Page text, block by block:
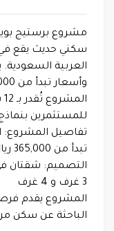
سكني حديث يقع في
العربية
للمستثمرين
تفاصيل المشروع:
التصميم: شقتان
3 غرف و 4 غرف
المشروع يقدم
الباحثة عن سكن